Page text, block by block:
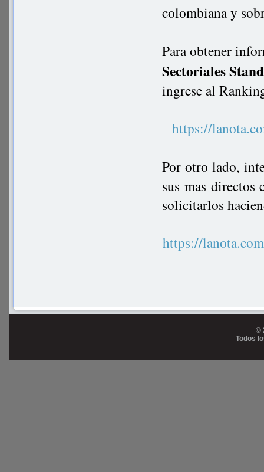
colombiana y
Para obtener
Sectoriales
ingrese al
https://
Por otro lado,
sus mas directos
solicitarlos
https://
©
Todos